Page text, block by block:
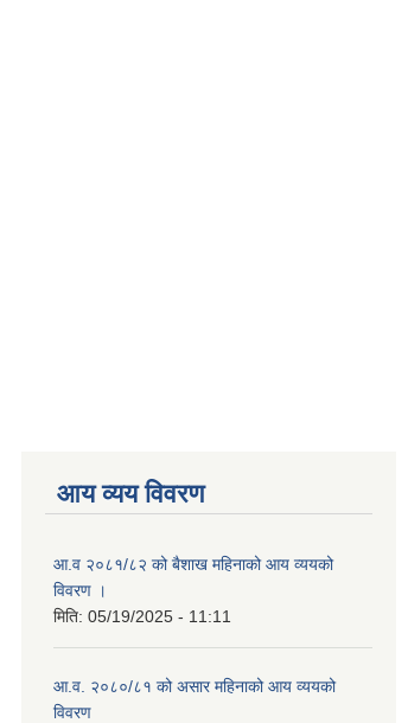
आय व्यय विवरण
आ.व २०८१/८२ को बैशाख महिनाको आय व्ययको
विवरण ।
मिति: 05/19/2025 - 11:11
आ.व. २०८०/८१ को असार महिनाको आय व्ययको
विवरण